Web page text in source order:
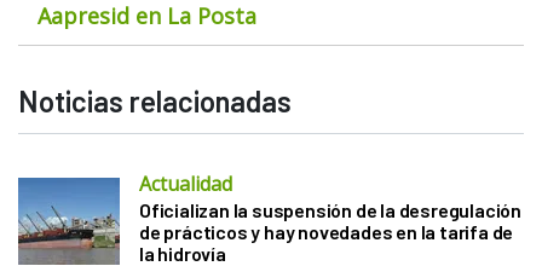
Aapresid en La Posta
Noticias relacionadas
Actualidad
Oficializan la suspensión de la desregulación
de prácticos y hay novedades en la tarifa de
la hidrovía